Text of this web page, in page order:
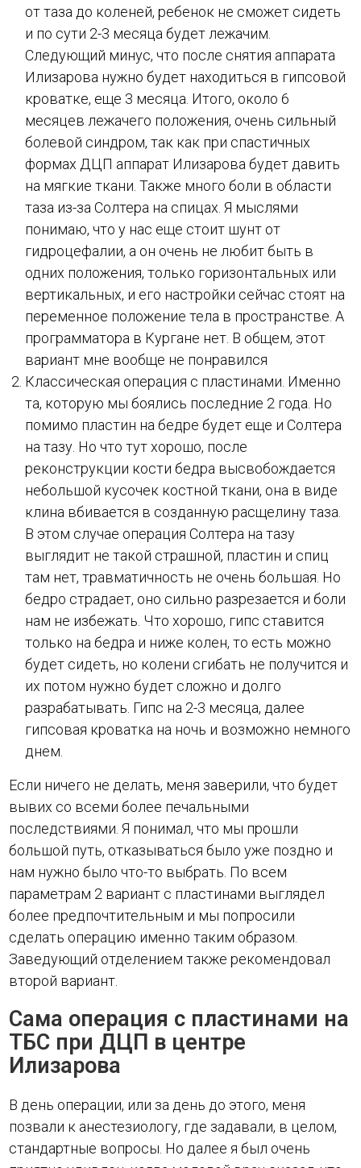
от таза до коленей, ребенок не сможет сидеть
и по сути 2-3 месяца будет лежачим.
Следующий минус, что после снятия аппарата
Илизарова нужно будет находиться в гипсовой
кроватке, еще 3 месяца. Итого, около 6
месяцев лежачего положения, очень сильный
болевой синдром, так как при спастичных
формах ДЦП аппарат Илизарова будет давить
на мягкие ткани. Также много боли в области
таза из-за Солтера на спицах. Я мыслями
понимаю, что у нас еще стоит шунт от
гидроцефалии, а он очень не любит быть в
одних положения, только горизонтальных или
вертикальных, и его настройки сейчас стоят на
переменное положение тела в пространстве. А
программатора в Кургане нет. В общем, этот
вариант мне вообще не понравился
Классическая операция с пластинами. Именно
та, которую мы боялись последние 2 года. Но
помимо пластин на бедре будет еще и Солтера
на тазу. Но что тут хорошо, после
реконструкции кости бедра высвобождается
небольшой кусочек костной ткани, она в виде
клина вбивается в созданную расщелину таза.
В этом случае операция Солтера на тазу
выглядит не такой страшной, пластин и спиц
там нет, травматичность не очень большая. Но
бедро страдает, оно сильно разрезается и боли
нам не избежать. Что хорошо, гипс ставится
только на бедра и ниже колен, то есть можно
будет сидеть, но колени сгибать не получится и
их потом нужно будет сложно и долго
разрабатывать. Гипс на 2-3 месяца, далее
гипсовая кроватка на ночь и возможно немного
днем.
Если ничего не делать, меня заверили, что будет
вывих со всеми более печальными
последствиями. Я понимал, что мы прошли
большой путь, отказываться было уже поздно и
нам нужно было что-то выбрать. По всем
параметрам 2 вариант с пластинами выглядел
более предпочтительным и мы попросили
сделать операцию именно таким образом.
Заведующий отделением также рекомендовал
второй вариант.
Сама операция с пластинами на
ТБС при ДЦП в центре
Илизарова
В день операции, или за день до этого, меня
позвали к анестезиологу, где задавали, в целом,
стандартные вопросы. Но далее я был очень